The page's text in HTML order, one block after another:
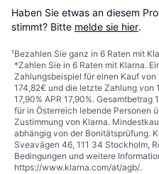
Haben Sie etwas an diesem
stimmt? Bitte melde sie hier.
¹Bezahlen Sie ganz in 6 Raten mit
*Zahlen Sie in 6 Raten mit Klarna.
Zahlungsbeispiel für einen Kauf
174,82€ und die letzte Zahlung von
17,90% APR 17,90%.
für in Österreich lebende Personen
Zustimmung von Klarna.
abhängig von der Bonitätsprüfung.
Sveavägen 46, 111 34 Stockholm,
Bedingungen und weitere
https://www.klarna.com/at/agb/.